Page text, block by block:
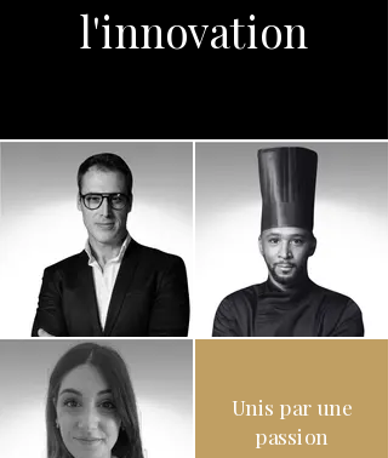
l'innovation
Unis par une
passion